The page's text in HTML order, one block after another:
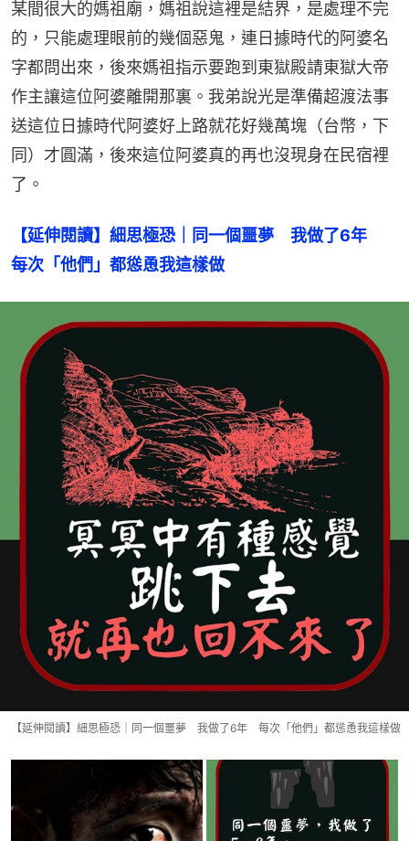
某間很大的媽祖廟，媽祖說這裡是結界，是處理不完
的，只能處理眼前的幾個惡鬼，連日據時代的阿婆名
字都問出來，後來媽祖指示要跑到東獄殿請東獄大帝
作主讓這位阿婆離開那裏。我弟說光是準備超渡法事
送這位日據時代阿婆好上路就花好幾萬塊（台幣，下
同）才圓滿，後來這位阿婆真的再也沒現身在民宿裡
了。
【延伸閱讀】細思極恐｜同一個噩夢　我做了6年
每次「他們」都慫恿我這樣做
【延伸閱讀】細思極恐｜同一個噩夢 我做了6年 每次「他們」都慫恿我這樣做